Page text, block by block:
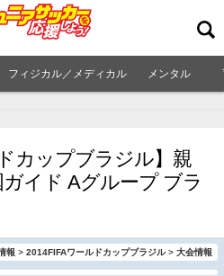
フィジカル／メディカル メンタル
カップブラジル】親
イド Aグループ ブラ
報 > 2014FIFAワールドカップブラジル> 大会情報